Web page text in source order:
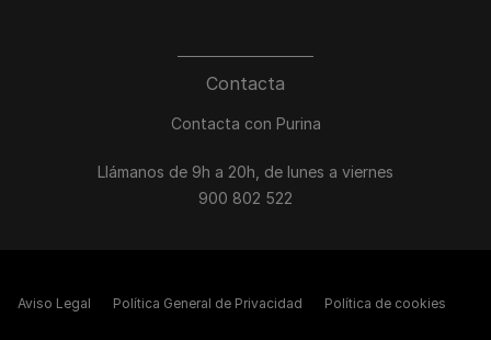
Contacta
Contacta con Purina
Llámanos de 9h a 20h, de lunes a viernes
900 802 522
Aviso Legal Política General de Privacidad Política de cookies